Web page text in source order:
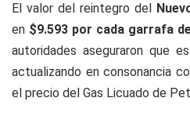
El valor del reintegro del
en $9.593 por cada garrafa
autoridades aseguraron que
actualizando en consonancia
el precio del Gas Licuado de